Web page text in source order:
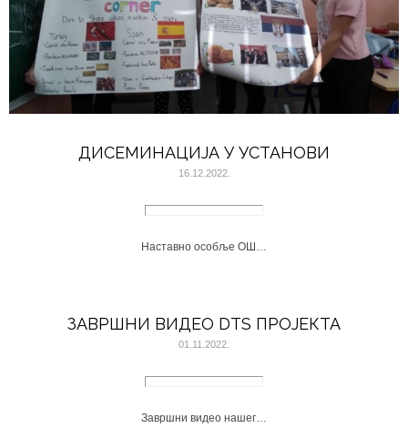
ДИСЕМИНАЦИЈА У УСТАНОВИ
16.12.2022.
Наставно особље ОШ…
ЗАВРШНИ ВИДЕО DTS ПРОЈЕКТА
01.11.2022.
Завршни видео нашег…